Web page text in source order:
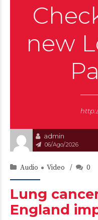
new
admin
06/Ago/2026
Audio Video 0
Lung
England